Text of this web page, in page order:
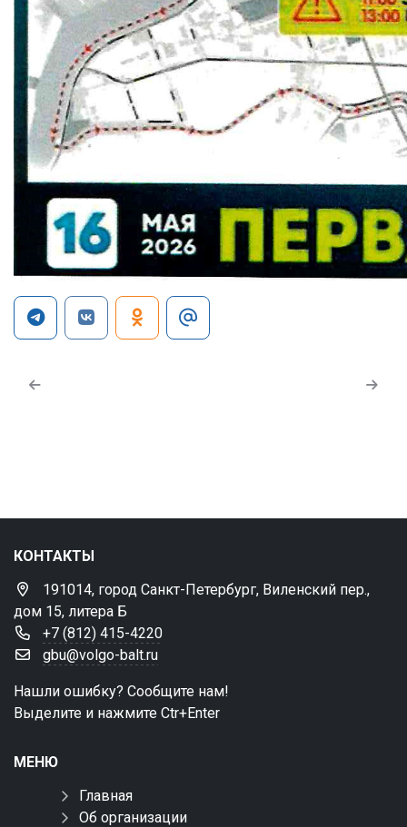
КОНТАКТЫ
191014, город Санкт-Петербург, Виленский пер.,
дом 15, литера Б
+7 (812) 415-4220
gbu@volgo-balt.ru
Нашли ошибку? Сообщите нам!
Выделите и нажмите Ctr+Enter
МЕНЮ
Главная
Об организации